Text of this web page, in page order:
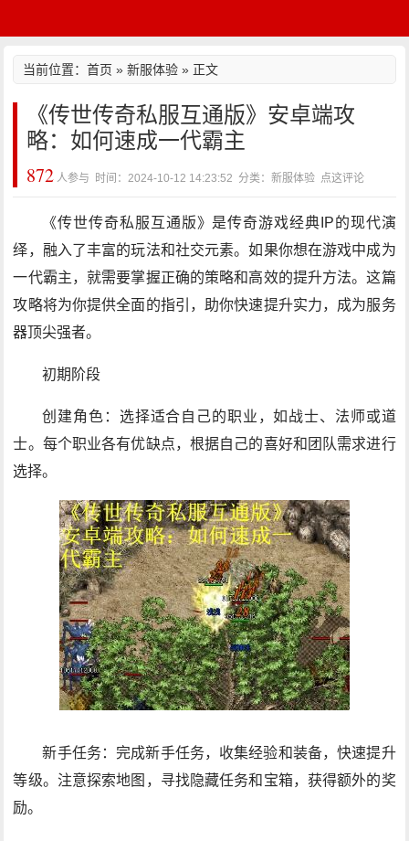
当前位置：首页 »新服体验 » 正文
《传世传奇私服互通版》安卓端攻
略：如何速成一代霸主
872 人参与 时间：2024-10-12 14:23:52 分类：新服体验 点这评论
《传世传奇私服互通版》是传奇游戏经典IP的现代演
绎，融入了丰富的玩法和社交元素。如果你想在游戏中成为
一代霸主，就需要掌握正确的策略和高效的提升方法。这篇
攻略将为你提供全面的指引，助你快速提升实力，成为服务
器顶尖强者。
初期阶段
创建角色：选择适合自己的职业，如战士、法师或道
士。每个职业各有优缺点，根据自己的喜好和团队需求进行
选择。
新手任务：完成新手任务，收集经验和装备，快速提升
等级。注意探索地图，寻找隐藏任务和宝箱，获得额外的奖
励。